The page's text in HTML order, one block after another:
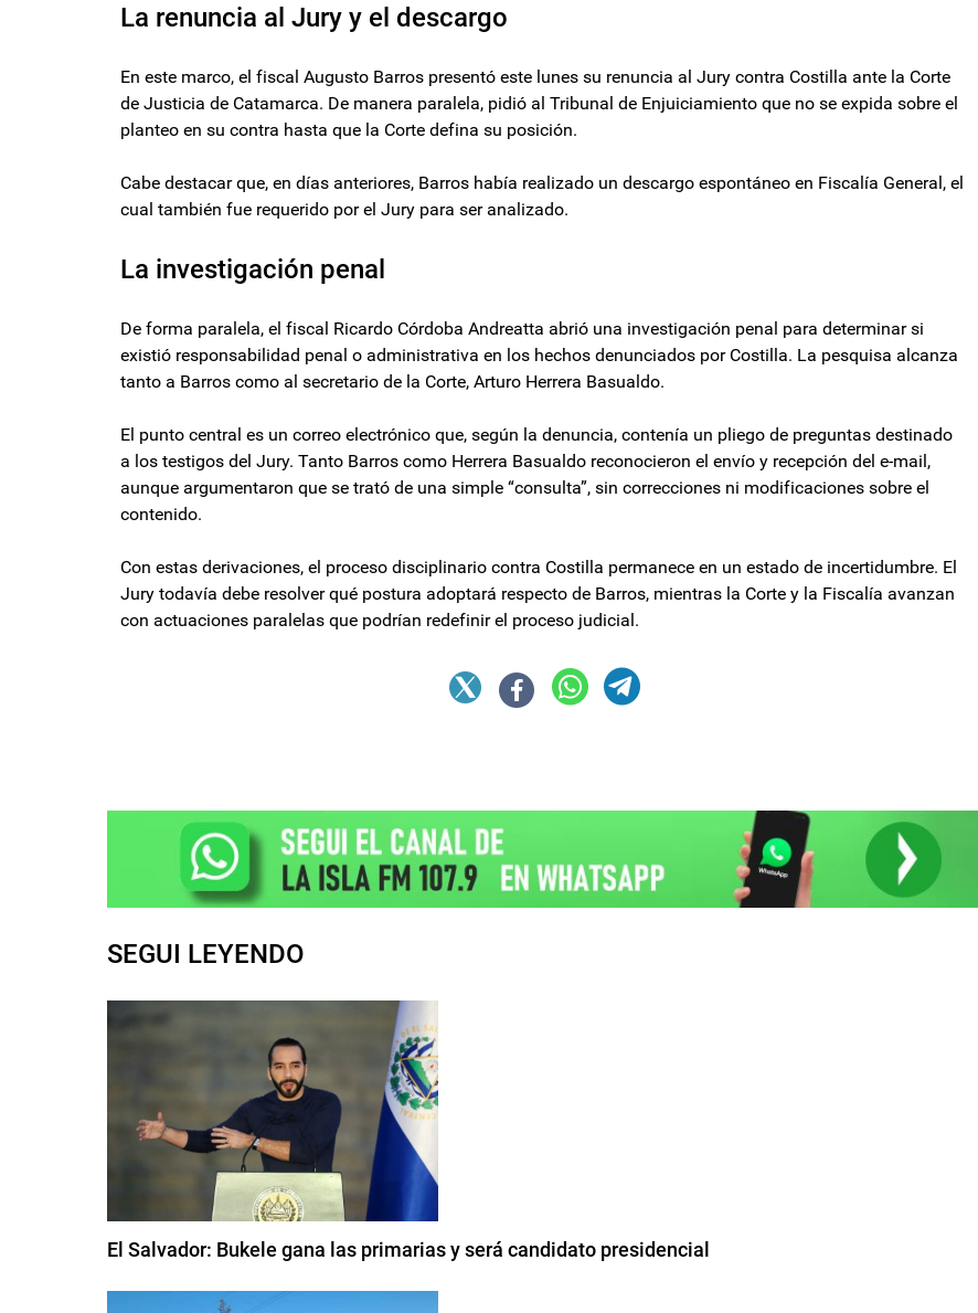
La renuncia al Jury y el descargo
En este marco, el fiscal Augusto Barros presentó este lunes su renuncia al Jury contra Costilla ante la Corte
de Justicia de Catamarca. De manera paralela, pidió al Tribunal de Enjuiciamiento que no se expida sobre el
planteo en su contra hasta que la Corte defina su posición.
Cabe destacar que, en días anteriores, Barros había realizado un descargo espontáneo en Fiscalía General, el
cual también fue requerido por el Jury para ser analizado.
La investigación penal
De forma paralela, el fiscal Ricardo Córdoba Andreatta abrió una investigación penal para determinar si
existió responsabilidad penal o administrativa en los hechos denunciados por Costilla. La pesquisa alcanza
tanto a Barros como al secretario de la Corte, Arturo Herrera Basualdo.
El punto central es un correo electrónico que, según la denuncia, contenía un pliego de preguntas destinado
a los testigos del Jury. Tanto Barros como Herrera Basualdo reconocieron el envío y recepción del e-mail,
aunque argumentaron que se trató de una simple “consulta”, sin correcciones ni modificaciones sobre el
contenido.
Con estas derivaciones, el proceso disciplinario contra Costilla permanece en un estado de incertidumbre. El
Jury todavía debe resolver qué postura adoptará respecto de Barros, mientras la Corte y la Fiscalía avanzan
con actuaciones paralelas que podrían redefinir el proceso judicial.
SEGUI LEYENDO
El Salvador: Bukele gana las primarias y será candidato presidencial